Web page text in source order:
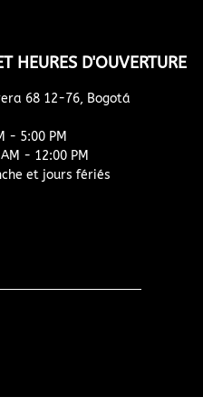
HEURES D'OUVERTURE
68 12-76, Bogotá
- 5:00 PM
- 12:00 PM
et jours fériés